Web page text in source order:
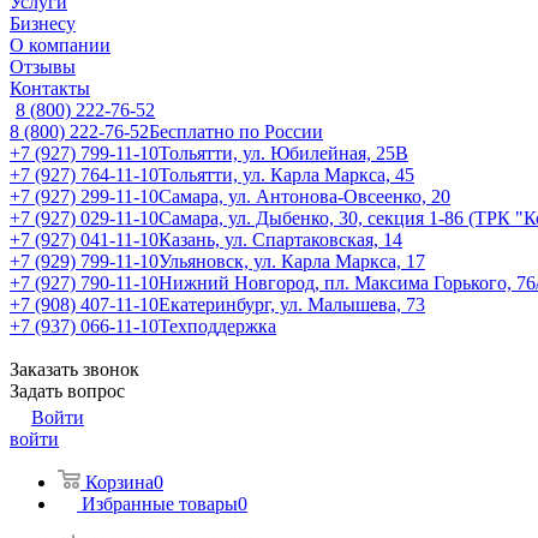
Бизнесу
О компании
Отзывы
Контакты
8 (800) 222-76-52
8 (800) 222-76-52Бесплатно по России
+7 (927) 799-11-10Тольятти, ул. Юбилейная, 25В
+7 (927) 764-11-10Тольятти, ул. Карла Маркса, 45
+7 (927) 299-11-10Самара, ул. Антонова-Овсеенко, 20
+7 (927) 029-11-10Самара, ул. Дыбенко, 30, секция 1-86 (ТРК
+7 (927) 041-11-10Казань, ул. Спартаковская, 14
+7 (929) 799-11-10Ульяновск, ул. Карла Маркса, 17
+7 (927) 790-11-10Нижний Новгород, пл. Максима Горького,
+7 (908) 407-11-10Екатеринбург, ул. Малышева, 73
+7 (937) 066-11-10Техподдержка
Заказать звонок
Задать вопрос
Войти
войти
Корзина0
Избранные товары0